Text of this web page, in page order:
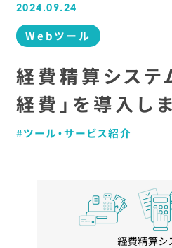
Iden
Servic
New s
Blog ブログ
Car eer 採用情
Compan
2024.09.24
Webツール
経費精算システ
経費」を導入し
ツール・サービス紹介